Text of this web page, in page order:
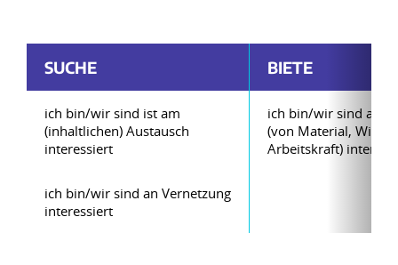
SUCHE BIETE
ich bin/wir sind ist am
(inhaltlichen) Austausch
interessiert
ich bin/wir sind am
(von Material,
Arbeitskraft)
ich bin/wir sind an Vernetzung
interessiert